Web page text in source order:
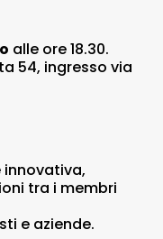
alle ore 18.30.
54, ingresso via
innovativa,
tra i membri
e aziende.